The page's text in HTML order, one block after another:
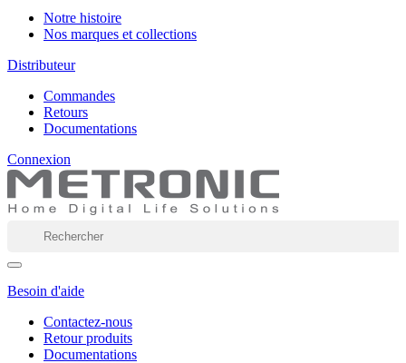
Notre histoire
Nos marques et collections
Distributeur
Commandes
Retours
Documentations
Connexion
Besoin d'aide
Contactez-nous
Retour produits
Documentations